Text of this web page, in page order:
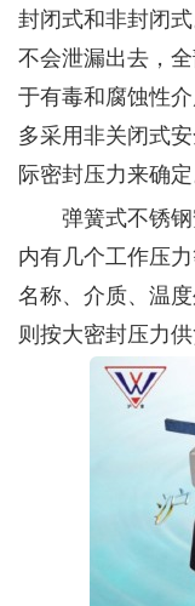
封闭式和非封闭
不会泄漏出去，
于有毒和腐蚀性
多采用非关闭式
际密封压力来确定
弹簧式不锈钢
内有几个工作压
名称、介质、温
则按大密封压力供